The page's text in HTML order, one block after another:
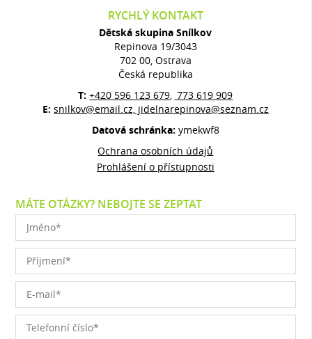
RYCHLÝ KONTAKT
Dětská skupina Snílkov
Repinova 19/3043
702 00, Ostrava
Česká republika
T:+420 596 123 679, 773 619 909
E: snilkov@email.cz, jidelnarepinova@seznam.cz
Datová schránka: ymekwf8
Ochrana osobních údajů
Prohlášení o přístupnosti
MÁTE OTÁZKY? NEBOJTE SE ZEPTAT